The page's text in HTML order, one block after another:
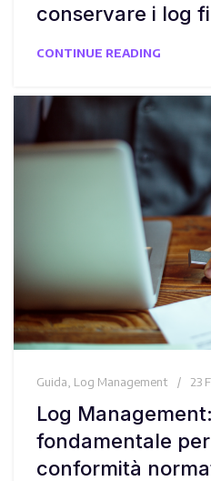
conservare i log
CONTINUE READING
Guida Log Management 23
Log
fondamentale
conformità